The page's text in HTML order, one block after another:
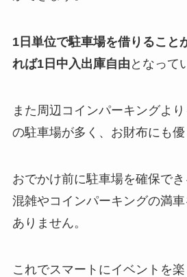
1日単位で駐車場を借りること
れば1日中入出庫自由 となって
また周辺コインパーキングよ
の駐車場が多く、お財布にも優
おでかけ前に駐車場を確保で
混雑やコインパーキングの満
ありません。
これでスマートにイベントを